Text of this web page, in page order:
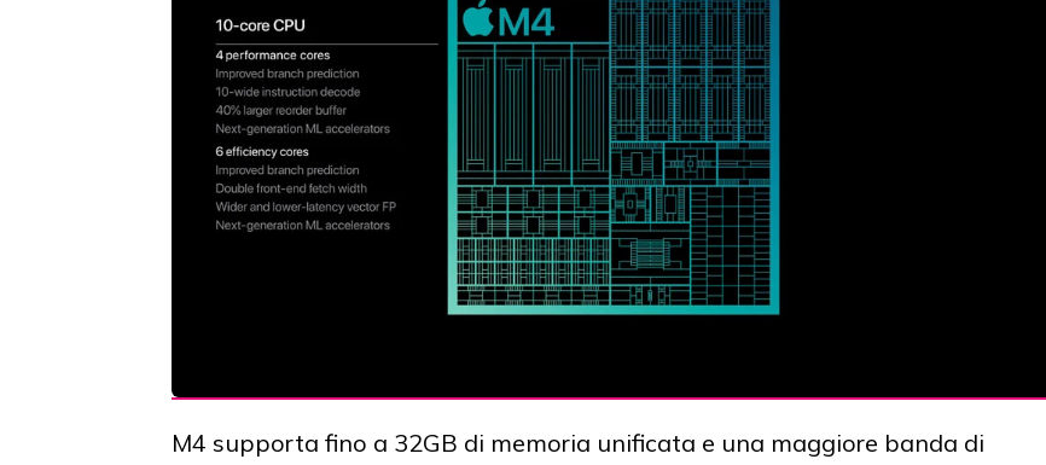
M4 supporta fino a 32GB di memoria unificata e una maggiore banda di